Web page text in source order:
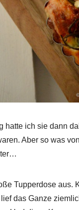
hatte ich sie dann
Aber so was
Tupperdose aus.
das Ganze